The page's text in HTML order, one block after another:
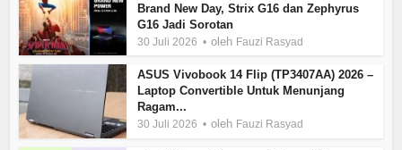
Brand New Day, Strix G16 dan Zephyrus
G16 Jadi Sorotan
30 Juli 2026 oleh Fauzi Rasyad
ASUS Vivobook 14 Flip (TP3407AA) 2026 –
Laptop Convertible Untuk Menunjang
Ragam...
30 Juli 2026 oleh Fauzi Rasyad